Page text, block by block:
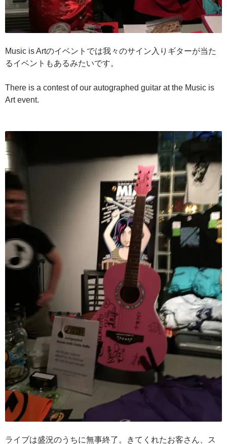
Music is Artのイベントでは我々のサイン入りギターが当た
るイベントもあるみたいです。
There is a contest of our autographed guitar at the Music is
Art event.
ライブは盛況のうちに無事終了。きてくれたお客さん、ス